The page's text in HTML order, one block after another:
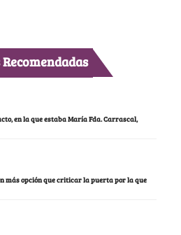
en la que estaba María Fda. Carrascal,
más opción que criticar la puerta por la que